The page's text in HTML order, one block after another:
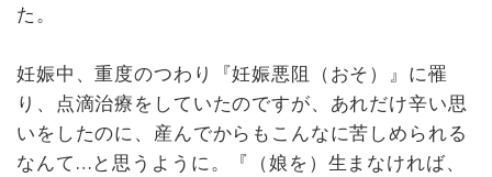
た。
妊娠中、重度のつわり『妊娠悪阻（おそ）』に罹
り、点滴治療をしていたのですが、あれだけ辛い思
いをしたのに、産んでからもこんなに苦しめられる
なんて…と思うように。『（娘を）生まなければ、